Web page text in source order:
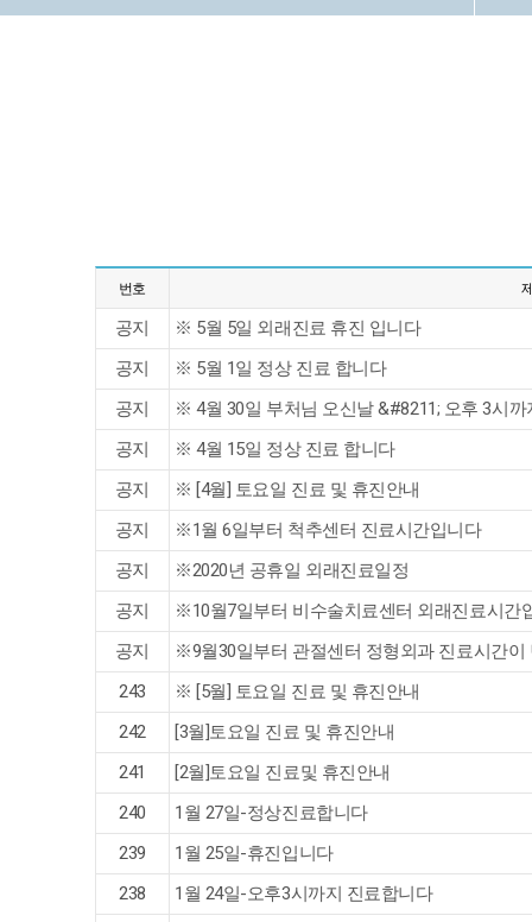
번호
공지
※ 5월 5일 외래진료 휴진 입니다
공지
※ 5월 1일 정상 진료 합니다
공지
※ 4월 30일 부처님 오신날 &#8211; 오후 3시까
공지
※ 4월 15일 정상 진료 합니다
공지
※ [4월] 토요일 진료 및 휴진안내
공지
※1월 6일부터 척추센터 진료시간입니다
공지
※2020년 공휴일 외래진료일정
공지
※10월7일부터 비수술치료센터 외래진료시간
공지
※9월30일부터 관절센터 정형외과 진료시간이
243
※ [5월] 토요일 진료 및 휴진안내
242
[3월]토요일 진료 및 휴진안내
241
[2월]토요일 진료및 휴진안내
240
1월 27일-정상진료합니다
239
1월 25일-휴진입니다
238
1월 24일-오후3시까지 진료합니다